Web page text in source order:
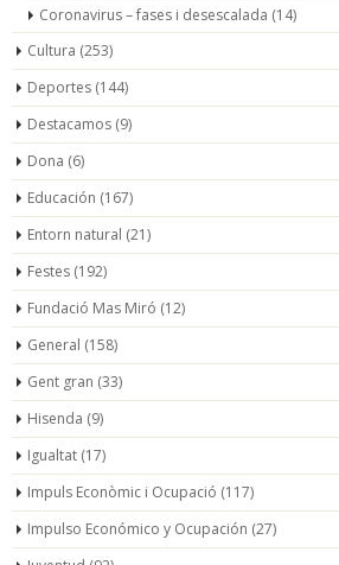
Coronavirus – fases i desescalada (14)
Cultura (253)
Deportes (144)
Destacamos (9)
Dona (6)
Educación (167)
Entorn natural (21)
Festes (192)
Fundació Mas Miró (12)
General (158)
Gent gran (33)
Hisenda (9)
Igualtat (17)
Impuls Econòmic i Ocupació (117)
Impulso Económico y Ocupación (27)